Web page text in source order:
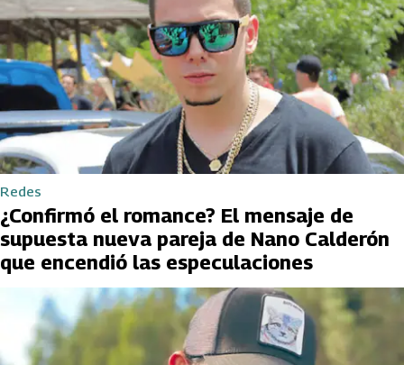
Redes
¿Confirmó el romance? El mensaje de
supuesta nueva pareja de Nano Calderón
que encendió las especulaciones